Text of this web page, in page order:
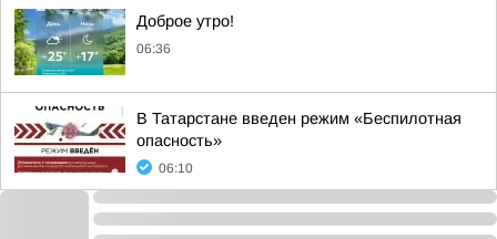
Доброе утро!
06:36
В Татарстане введен режим «Беспилотная
опасность»
06:10